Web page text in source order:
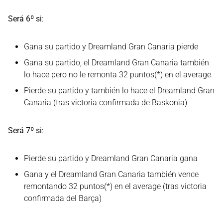
Será 6º si:
Gana su partido y Dreamland Gran Canaria pierde
Gana su partido, el Dreamland Gran Canaria también
lo hace pero no le remonta 32 puntos(*) en el average.
Pierde su partido y también lo hace el Dreamland Gran
Canaria (tras victoria confirmada de Baskonia)
Será 7º si:
Pierde su partido y Dreamland Gran Canaria gana
Gana y el Dreamland Gran Canaria también vence
remontando 32 puntos(*) en el average (tras victoria
confirmada del Barça)